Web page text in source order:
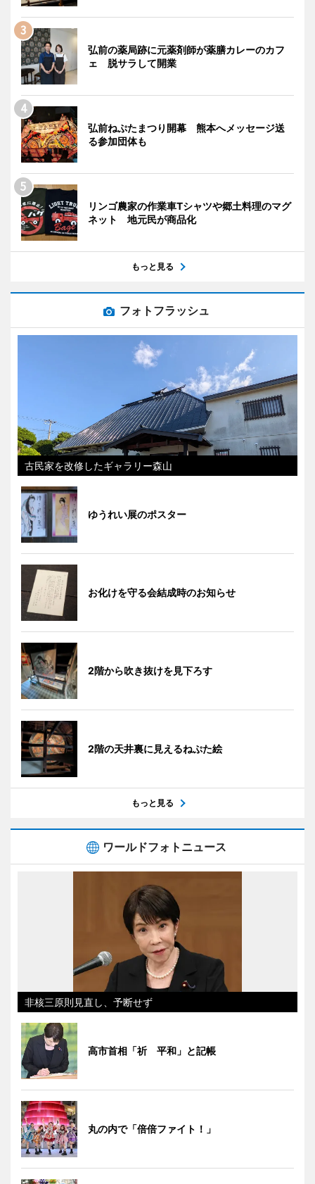
弘前の薬局跡に元薬剤師が薬膳カレーのカフ
ェ 脱サラして開業
弘前ねぷたまつり開幕 熊本へメッセージ送
る参加団体も
リンゴ農家の作業車Tシャツや郷土料理のマグ
ネット 地元民が商品化
もっと見る
フォトフラッシュ
古民家を改修したギャラリー森山
ゆうれい展のポスター
お化けを守る会結成時のお知らせ
2階から吹き抜けを見下ろす
2階の天井裏に見えるねぷた絵
もっと見る
ワールドフォトニュース
非核三原則見直し、予断せず
高市首相「祈 平和」と記帳
丸の内で「倍倍ファイト！」